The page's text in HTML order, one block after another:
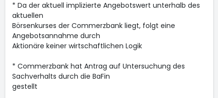
* Da der aktuell implizierte Angebotswert unterhalb des
aktuellen
Börsenkurses der Commerzbank liegt, folgt eine
Angebotsannahme durch
Aktionäre keiner wirtschaftlichen Logik
* Commerzbank hat Antrag auf Untersuchung des
Sachverhalts durch die BaFin
gestellt